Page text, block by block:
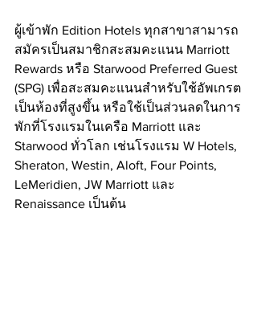
ผู้เข้าพัก Edition Hotels ทุกสาขาสามารถ
สมัครเป็นสมาชิกสะสมคะแนน Marriott
Rewards หรือ Starwood Preferred Guest
(SPG) เพื่อสะสมคะแนนสำหรับใช้อัพเกรต
เป็นห้องที่สูงขึ้น หรือใช้เป็นส่วนลดในการ
พักที่โรงแรมในเครือ Marriott และ
Starwood ทั่วโลก เช่นโรงแรม W Hotels,
Sheraton, Westin, Aloft, Four Points,
LeMeridien, JW Marriott และ
Renaissance เป็นต้น